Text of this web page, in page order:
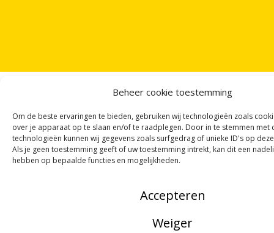
Beheer cookie toestemming
Om de beste ervaringen te bieden, gebruiken wij technologieën zoals
over je apparaat op te slaan en/of te raadplegen. Door in te stemmen met
technologieën kunnen wij gegevens zoals surfgedrag of unieke ID's op
Als je geen toestemming geeft of uw toestemming intrekt, kan dit een
hebben op bepaalde functies en mogelijkheden.
Accepteren
Weiger
ONTVANGVIER GEDICHTENPER MAAND
VIA ONZENIEUWSBRIEF!
OF VOLG ONS VIA SOCIALE MEDIA